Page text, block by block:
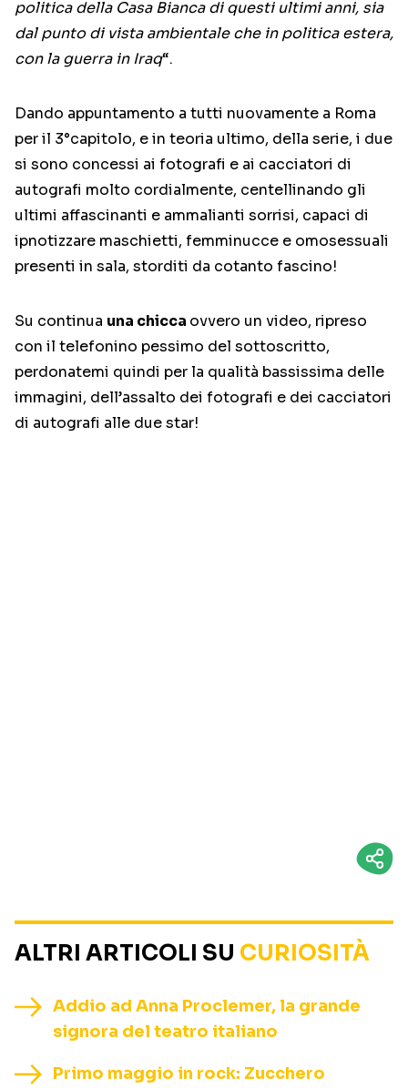
politica della Casa Bianca di questi ultimi anni, sia
dal punto di vista ambientale che in politica estera,
con la guerra in Iraq“.
Dando appuntamento a tutti nuovamente a Roma
per il 3°capitolo, e in teoria ultimo, della serie, i due
si sono concessi ai fotografi e ai cacciatori di
autografi molto cordialmente, centellinando gli
ultimi affascinanti e ammalianti sorrisi, capaci di
ipnotizzare maschietti, femminucce e omosessuali
presenti in sala, storditi da cotanto fascino!
Su continua una chicca ovvero un video, ripreso
con il telefonino pessimo del sottoscritto,
perdonatemi quindi per la qualità bassissima delle
immagini, dell’assalto dei fotografi e dei cacciatori
di autografi alle due star!
ALTRI ARTICOLI SU CURIOSITÀ
Addio ad Anna Proclemer, la grande
signora del teatro italiano
Primo maggio in rock: Zucchero